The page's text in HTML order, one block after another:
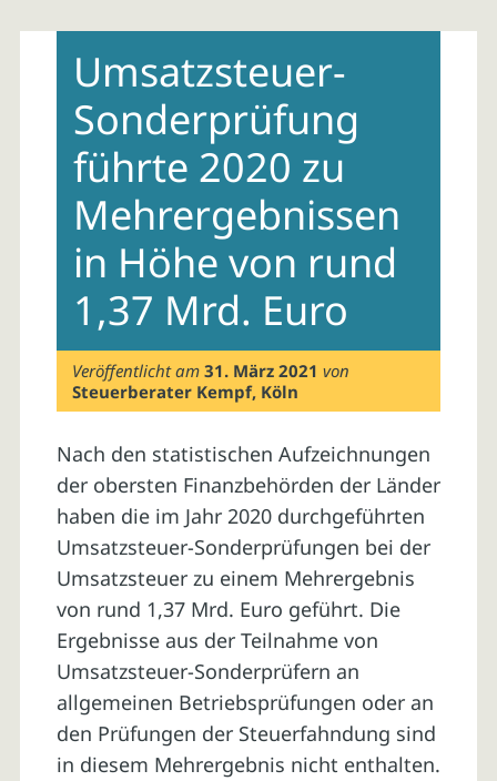
contentUmsatzsteuer-
Sonderprüfung
führte 2020 zu
Mehrergebnissen
in Höhe von rund
1,37 Mrd. Euro
Veröffentlicht am31. März 2021 von
Steuerberater Kempf, Köln
Nach den statistischen Aufzeichnungen
der obersten Finanzbehörden der Länder
haben die im Jahr 2020 durchgeführten
Umsatzsteuer-Sonderprüfungen bei der
Umsatzsteuer zu einem Mehrergebnis
von rund 1,37 Mrd. Euro geführt. Die
Ergebnisse aus der Teilnahme von
Umsatzsteuer-Sonderprüfern an
allgemeinen Betriebsprüfungen oder an
den Prüfungen der Steuerfahndung sind
in diesem Mehrergebnis nicht enthalten.